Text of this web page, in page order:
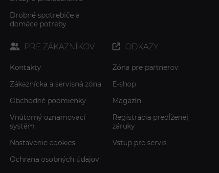
Drobné spotrebiče a
domáce potreby
PRE ZÁKAZNÍKOV
Kontakty
Zákaznícka a servisná zóna
Obchodné podmienky
Vnútorný oznamovací
systém
Nastavenie cookies
Ochrana osobných údajov
ODKAZY
Zóna pre partnerov
E-shop
Magazín
Registrácia predĺženej
záruky
Vstup pre servis